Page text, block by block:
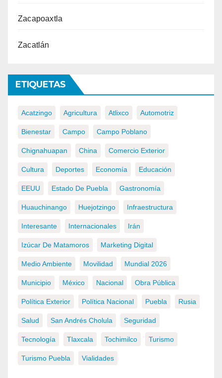
Zacapoaxtla
Zacatlán
ETIQUETAS
Acatzingo Agricultura Atlixco Automotriz
Bienestar Campo Campo Poblano
Chignahuapan China Comercio Exterior
Cultura Deportes Economía Educación
EEUU Estado De Puebla Gastronomía
Huauchinango Huejotzingo Infraestructura
Interesante Internacionales Irán
Izúcar De Matamoros Marketing Digital
Medio Ambiente Movilidad Mundial 2026
Municipio México Nacional Obra Pública
Política Exterior Política Nacional Puebla Rusia
Salud San Andrés Cholula Seguridad
Tecnología Tlaxcala Tochimilco Turismo
Turismo Puebla Vialidades